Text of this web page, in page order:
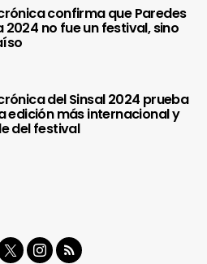
confirma que Paredes
2024 no fue un festival, sino
del Sinsal 2024 prueba
edición más internacional y
del festival